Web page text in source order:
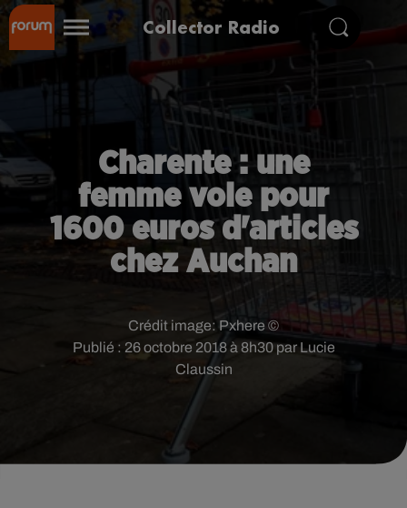
Collector Radio
Charente : une
femme vole pour
1600 euros d'articles
chez Auchan
Publié : 26 octobre 2018 à 8h30 par Lucie
Claussin
Crédit image: Pxhere ©